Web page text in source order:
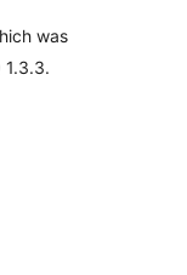
was
1.3.3.